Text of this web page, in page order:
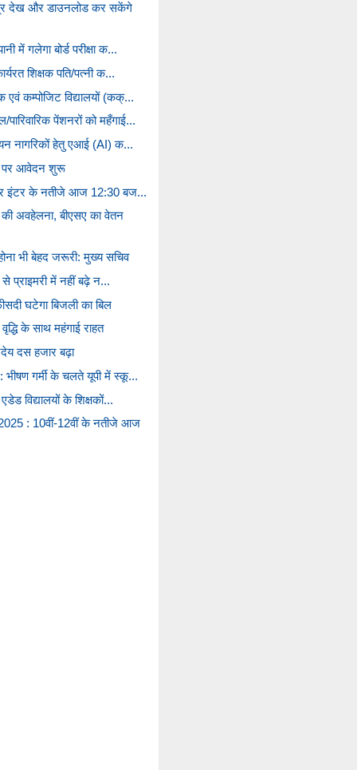
देख और डाउनलोड कर सकेंगे
में गलेगा बोर्ड परीक्षा क...
शिक्षक पति/पत्नी क...
एवं कम्पोजिट विद्यालयों (कक्...
पेंशनरों को महँगाई...
नागरिकों हेतु एआई (AI) क...
पर आवेदन शुरू
इंटर के नतीजे आज 12:30 बज...
की अवहेलना, बीएसए का वेतन
भी बेहद जरूरी: मुख्य सचिव
प्राइमरी में नहीं बढ़े न...
घटेगा बिजली का बिल
के साथ महंगाई राहत
दस हजार बढ़ा
गर्मी के चलते यूपी में स्कू...
विद्यालयों के शिक्षकों...
: 10वीं-12वीं के नतीजे आज